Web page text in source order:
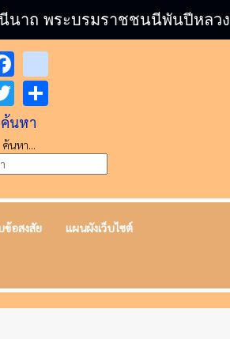
นาถ พระบรมราชชนนีพันปีหลวง
Facebook
Twitter
ค้นหา
ค้นหา...
ข้อสงสัย แผนผังเว็บไซต์